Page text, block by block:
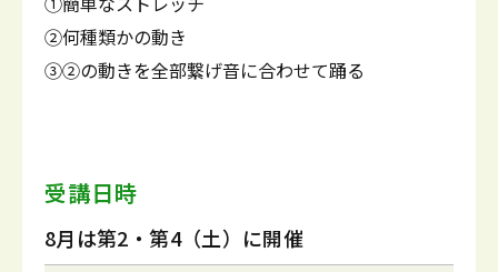
②何種類かの動き
③②の動きを全部繋げ音に合わせて踊る
受講日時
8月は第2・第4（土）に開催